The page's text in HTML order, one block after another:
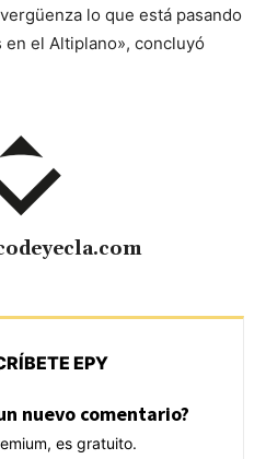
lo que está pasando
el Altiplano», concluyó
EPY
nuevo comentario?
es gratuito.